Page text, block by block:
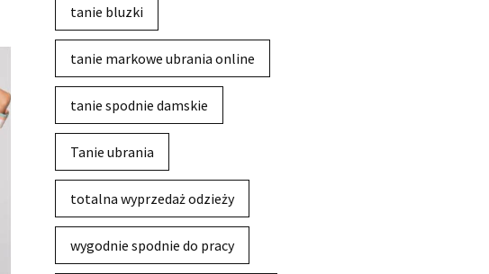
tanie bluzki
tanie markowe ubrania online
tanie spodnie damskie
Tanie ubrania
totalna wyprzedaż odzieży
wygodnie spodnie do pracy